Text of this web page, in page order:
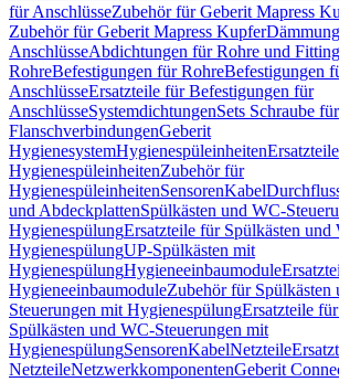
für AnschlüsseZubehör für Geberit Mapress
Zubehör für Geberit Mapress Kupfer
AnschlüsseAbdichtungen für Rohre und
RohreBefestigungen für RohreBefestigungen
AnschlüsseErsatzteile für Befestigungen für
AnschlüsseSystemdichtungenSets Schraube für
FlanschverbindungenGeberit
HygienesystemHygienespüleinheiten
HygienespüleinheitenZubehör für
HygienespüleinheitenSensorenKabel
und AbdeckplattenSpülkästen und WC-
HygienespülungErsatzteile für Spülkästen und
HygienespülungUP-Spülkästen mit
HygienespülungHygieneeinbaumodule
HygieneeinbaumoduleZubehör für Spülkästen
Steuerungen mit HygienespülungErsatzteile
Spülkästen und WC-Steuerungen mit
HygienespülungSensorenKabelNetzteile
NetzteileNetzwerkkomponentenGeberit